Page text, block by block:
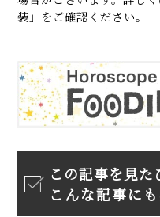
装」をご確認ください。
この記事を見た
こんな記事に